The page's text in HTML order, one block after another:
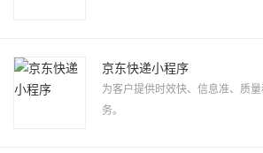
京东快递小程序
为客户提供时效快、信息准、质
务。